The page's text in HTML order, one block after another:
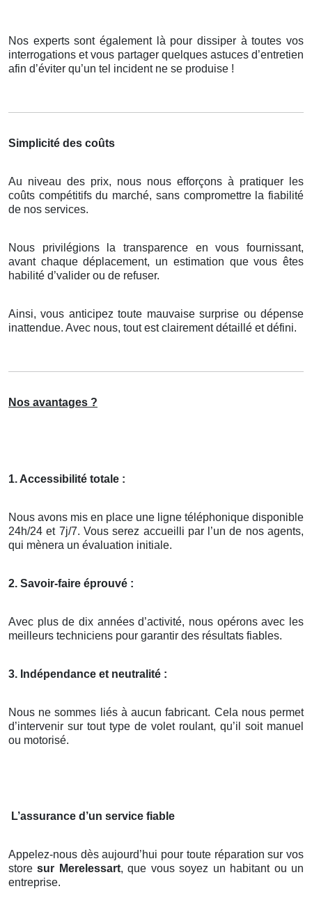
Nos experts sont également là pour dissiper à toutes vos
interrogations et vous partager quelques astuces d’entretien
afin d’éviter qu’un tel incident ne se produise !
Simplicité des coûts
Au niveau des prix, nous nous efforçons à pratiquer les
coûts compétitifs du marché, sans compromettre la fiabilité
de nos services.
Nous privilégions la transparence en vous fournissant,
avant chaque déplacement, un estimation que vous êtes
habilité d’valider ou de refuser.
Ainsi, vous anticipez toute mauvaise surprise ou dépense
inattendue. Avec nous, tout est clairement détaillé et défini.
Nos avantages ?
1. Accessibilité totale :
Nous avons mis en place une ligne téléphonique disponible
24h/24 et 7j/7. Vous serez accueilli par l’un de nos agents,
qui mènera un évaluation initiale.
2. Savoir-faire éprouvé :
Avec plus de dix années d’activité, nous opérons avec les
meilleurs techniciens pour garantir des résultats fiables.
3. Indépendance et neutralité :
Nous ne sommes liés à aucun fabricant. Cela nous permet
d’intervenir sur tout type de volet roulant, qu’il soit manuel
ou motorisé.
L’assurance d’un service fiable
Appelez-nous dès aujourd’hui pour toute réparation sur vos
storesur Merelessart, que vous soyez un habitant ou un
entreprise.